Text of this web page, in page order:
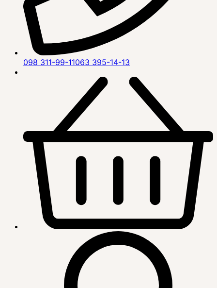
098 311-99-11063 395-14-13